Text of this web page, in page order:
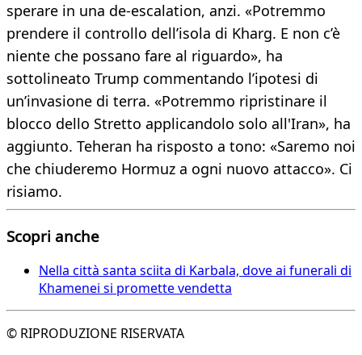
sperare in una de-escalation, anzi. «Potremmo
prendere il controllo dell’isola di Kharg. E non c’è
niente che possano fare al riguardo», ha
sottolineato Trump commentando l’ipotesi di
un’invasione di terra. «Potremmo ripristinare il
blocco dello Stretto applicandolo solo all'Iran», ha
aggiunto. Teheran ha risposto a tono: «Saremo noi
che chiuderemo Hormuz a ogni nuovo attacco». Ci
risiamo.
Scopri anche
Nella città santa sciita di Karbala, dove ai funerali di
Khamenei si promette vendetta
© RIPRODUZIONE RISERVATA